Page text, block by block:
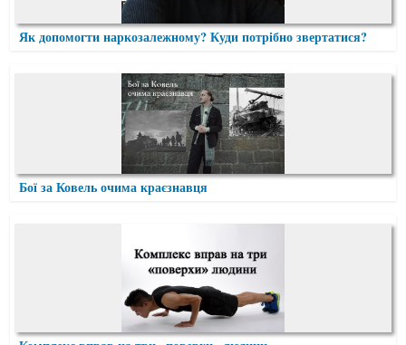
Як допомогти наркозалежному? Куди потрібно звертатися?
Бої за Ковель очима краєзнавця